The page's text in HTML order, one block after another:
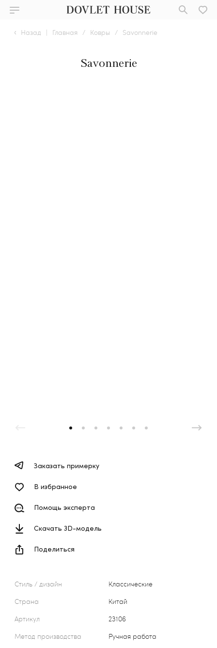
Назад | Главная / Ковры / Savonnerie
Savonnerie
Стиль / дизайн
Классические
Страна
Китай
Артикул
23106
Метод производства
Ручная работа
Заказать примерку
В избранное
Помощь эксперта
Скачать 3D-модель
Поделиться